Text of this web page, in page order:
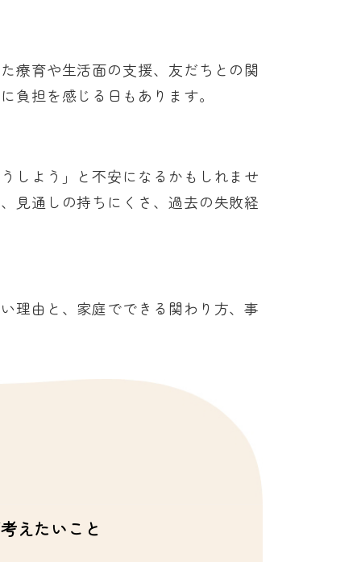
療育や生活面の支援、友だちとの関
負担を感じる日もあります。
しよう」と不安になるかもしれませ
見通しの持ちにくさ、過去の失敗経
理由と、家庭でできる関わり方、事
えたいこと